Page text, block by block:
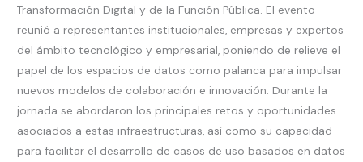
Transformación Digital y de la Función Pública. El evento
reunió a representantes institucionales, empresas y expertos
del ámbito tecnológico y empresarial, poniendo de relieve el
papel de los espacios de datos como palanca para impulsar
nuevos modelos de colaboración e innovación. Durante la
jornada se abordaron los principales retos y oportunidades
asociados a estas infraestructuras, así como su capacidad
para facilitar el desarrollo de casos de uso basados en datos